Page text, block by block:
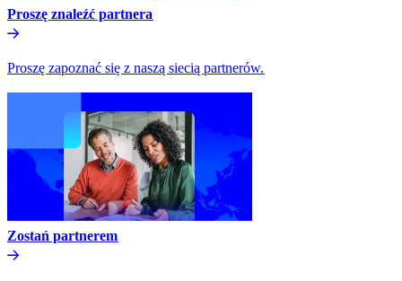
Proszę znaleźć partnera​​
Proszę zapoznać się z naszą siecią partnerów.​​
Zostań partnerem​​